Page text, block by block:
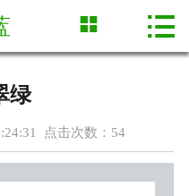
 首页
新闻中心
 
绿
点击次数： 54